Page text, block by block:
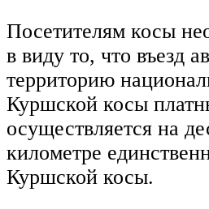
Посетителям косы
в виду то, что въезд
территорию
Куршской косы
осуществляется на
километре
Куршской косы.